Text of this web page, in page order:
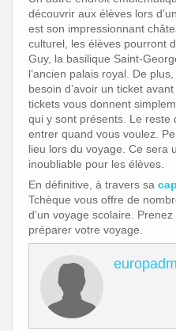
découvrir aux élèves lors
est son impressionnant
culturel, les élèves pourront
Guy, la basilique Saint-
l’ancien palais royal. De
besoin d’avoir un ticket
tickets vous donnent
qui y sont présents. Le reste
entrer quand vous voulez.
lieu lors du voyage. Ce sera
inoubliable pour les élèves.
En définitive, à travers sa
Tchèque vous offre de
d’un voyage scolaire.
préparer votre voyage.